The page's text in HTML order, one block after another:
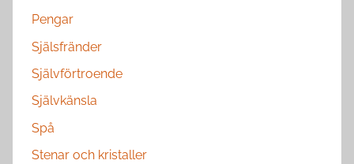
Pengar
Själsfränder
Självförtroende
Självkänsla
Spå
Stenar och kristaller